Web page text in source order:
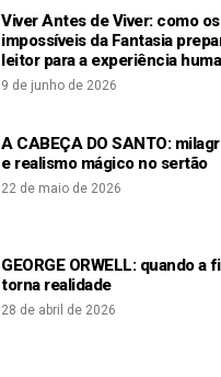
Viver Antes de Viver: como
impossíveis da Fantasia
leitor para a experiência
9 de junho de 2026
A CABEÇA DO SANTO:
e realismo mágico no sertão
22 de maio de 2026
GEORGE ORWELL: quando a
torna realidade
28 de abril de 2026